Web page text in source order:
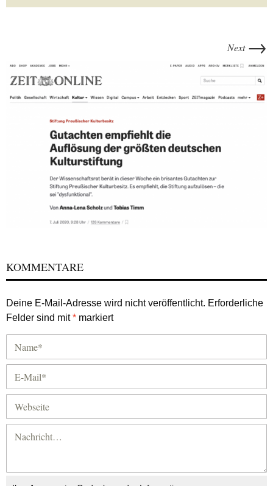
Next →
KOMMENTARE
Deine E-Mail-Adresse wird nicht veröffentlicht. Erforderliche
Felder sind mit* markiert